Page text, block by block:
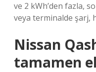
ve 2 kWh’den fazla,
veya terminalde şarj,
Nissan
tamamen